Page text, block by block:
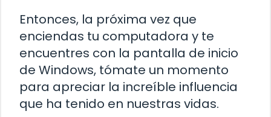
Entonces, la próxima vez que
enciendas tu computadora y te
encuentres con la pantalla de inicio
de Windows, tómate un momento
para apreciar la increíble influencia
que ha tenido en nuestras vidas.